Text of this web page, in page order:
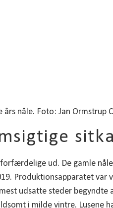
nåle. Foto: Jan Ormstrup
ud. De gamle
Produktionsapparatet var
udsatte steder begyndte
i milde vintre. Lusene